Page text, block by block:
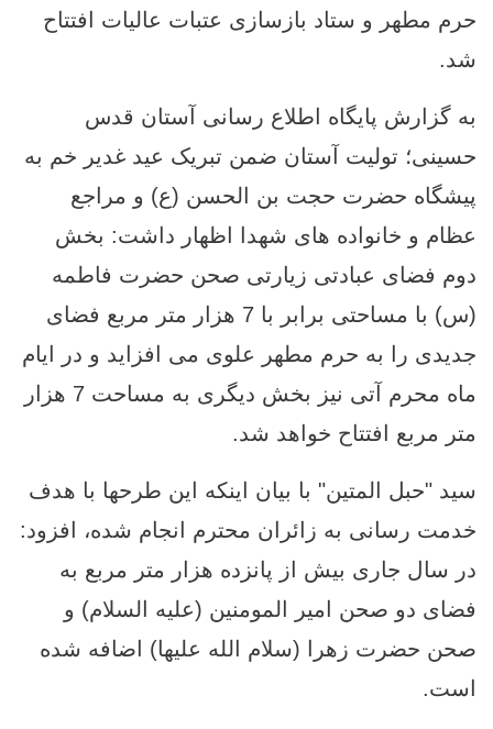
حرم مطهر و ستاد بازسازی عتبات عالیات افتتاح
شد.
به گزارش پایگاه اطلاع رسانی آستان قدس
حسینی؛ تولیت آستان ضمن تبریک عید غدیر خم به
پیشگاه حضرت حجت بن الحسن (ع) و مراجع
عظام و خانواده های شهدا اظهار داشت: بخش
دوم فضای عبادتی زیارتی صحن حضرت فاطمه
(س) با مساحتی برابر با 7 هزار متر مربع فضای
جدیدی را به حرم مطهر علوی می افزاید و در ایام
ماه محرم آتی نیز بخش دیگری به مساحت 7 هزار
متر مربع افتتاح خواهد شد.
سید "حبل المتین" با بیان اینکه این طرحها با هدف
خدمت رسانی به زائران محترم انجام شده، افزود:
در سال جاری بیش از پانزده هزار متر مربع به
فضای دو صحن امیر المومنین (علیه السلام) و
صحن حضرت زهرا (سلام الله علیها) اضافه شده
است.